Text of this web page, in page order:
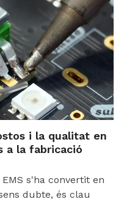
i la qualitat en
a la fabricació
s'ha convertit en
dubte, és clau